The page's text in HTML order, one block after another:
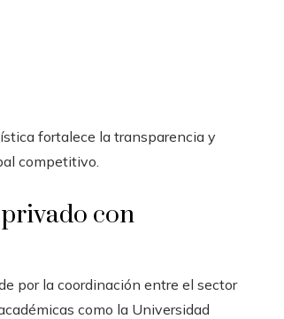
fortalece la transparencia y
competitivo.
con
por la coordinación entre el sector
como la Universidad